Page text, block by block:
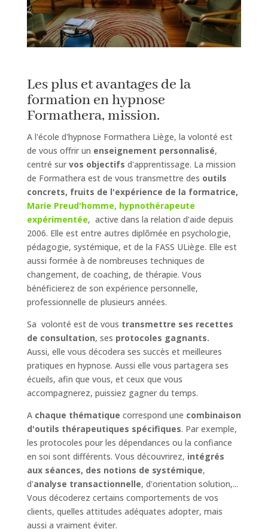
Les plus et avantages de la
formation en hypnose
Formathera, mission.
A l'école d'hypnose Formathera Liège, la volonté est
de vous offrir un enseignement personnalisé,
centré sur vos objectifs d'apprentissage. La mission
de Formathera est de vous transmettre des outils
concrets, fruits de l'expérience de la formatrice,
Marie Preud'homme, hypnothérapeute
expérimentée, active dans la relation d'aide depuis
2006. Elle est entre autres diplômée en psychologie,
pédagogie, systémique, et de la FASS ULiège. Elle est
aussi formée à de nombreuses techniques de
changement, de coaching, de thérapie. Vous
bénéficierez de son expérience personnelle,
professionnelle de plusieurs années.
Sa volonté est de vous transmettre ses recettes
de consultation, ses protocoles gagnants.
Aussi, elle vous décodera ses succès et meilleures
pratiques en hypnose. Aussi elle vous partagera ses
écueils, afin que vous, et ceux que vous
accompagnerez, puissiez gagner du temps.
A chaque thématique correspond une combinaison
d'outils thérapeutiques spécifiques. Par exemple,
les protocoles pour les dépendances ou la confiance
en soi sont différents. Vous découvrirez, intégrés
aux séances, des notions de systémique,
d'analyse transactionnelle, d'orientation solution,...
Vous décoderez certains comportements de vos
clients, quelles attitudes adéquates adopter, mais
aussi a vraiment éviter.